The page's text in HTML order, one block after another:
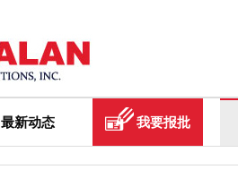
最新动态 我要报批